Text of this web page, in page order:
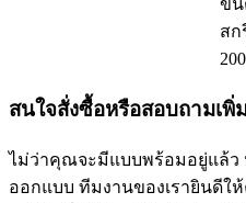
ขั้น
สก
สนใจสั่งซื้อหรือสอบถามเพิ่
ไม่ว่าคุณจะมีแบบพร้อมอยู่แล้ว
ออกแบบ ทีมงานของเรายินดีใ